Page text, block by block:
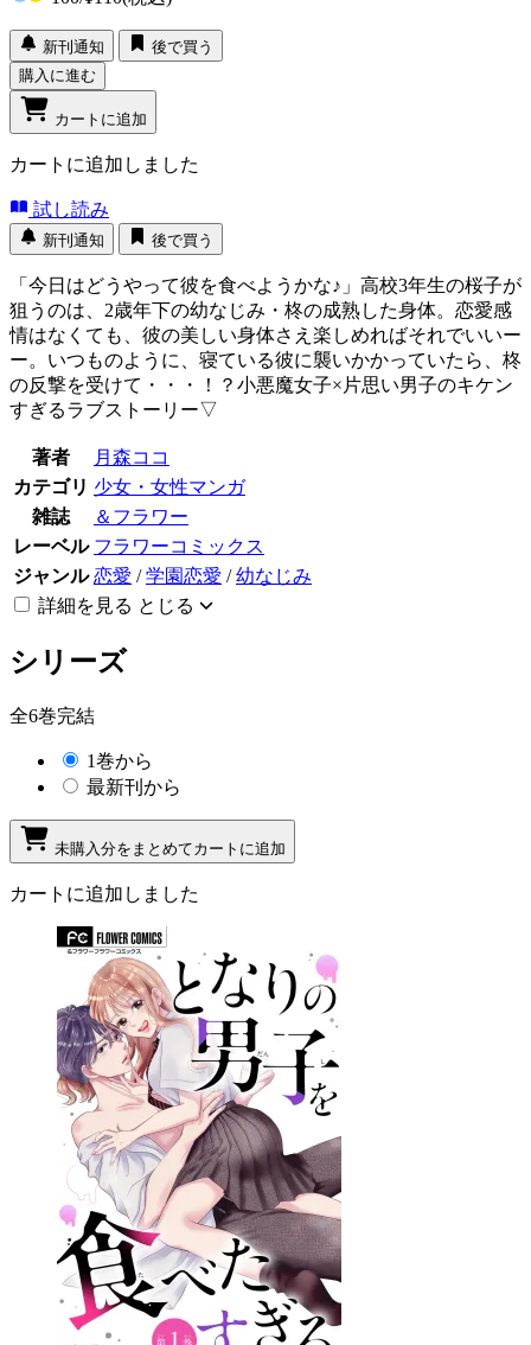
新刊通知
後で買う
購入に進む
カートに追加
カートに追加しました
試し読み
新刊通知 後で買う
「今日はどうやって彼を食べようかな♪」高校3年生の桜子が
狙うのは、2歳年下の幼なじみ・柊の成熟した身体。恋愛感
情はなくても、彼の美しい身体さえ楽しめればそれでいいー
ー。いつものように、寝ている彼に襲いかかっていたら、柊
の反撃を受けて・・・！？小悪魔女子×片思い男子のキケン
すぎるラブストーリー▽
著者
月森ココ
カテゴリ 少女・女性マンガ
雑誌
＆フラワー
レーベル フラワーコミックス
ジャンル 恋愛 /学園恋愛 /幼なじみ
詳細を見る とじる
シリーズ
全6巻完結
1巻から
最新刊から
未購入分をまとめてカートに追加
カートに追加しました